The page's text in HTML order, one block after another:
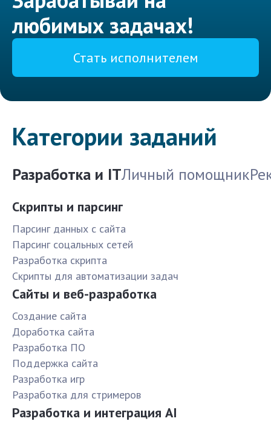
любимых задачах!
Стать исполнителем
Категории заданий
Разработка и ITЛичный помощник
Скрипты и парсинг
Парсинг данных с сайта
Парсинг соцальных сетей
Разработка скрипта
Скрипты для автоматизации задач
Сайты и веб-разработка
Создание сайта
Доработка сайта
Разработка ПО
Поддержка сайта
Разработка игр
Разработка для стримеров
Разработка и интеграция AI